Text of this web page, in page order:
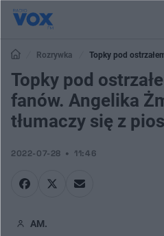
Rozrywka
Topky pod
tłumaczy się z piosenek Top Girls
Topky pod
fanów. Angelika
tłumaczy się z
2022-07-28 11:46
AM.